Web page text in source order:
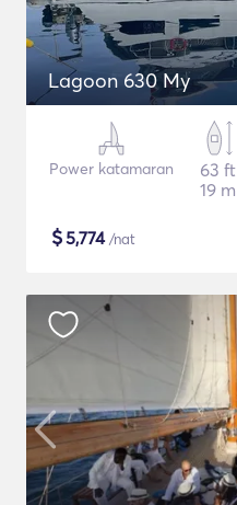
Lagoon 630 My
Power katamaran
63 ft
19 m
$5,774/nat